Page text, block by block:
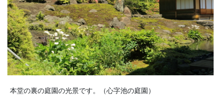
本堂の裏の庭園の光景です。（心字池の庭園）